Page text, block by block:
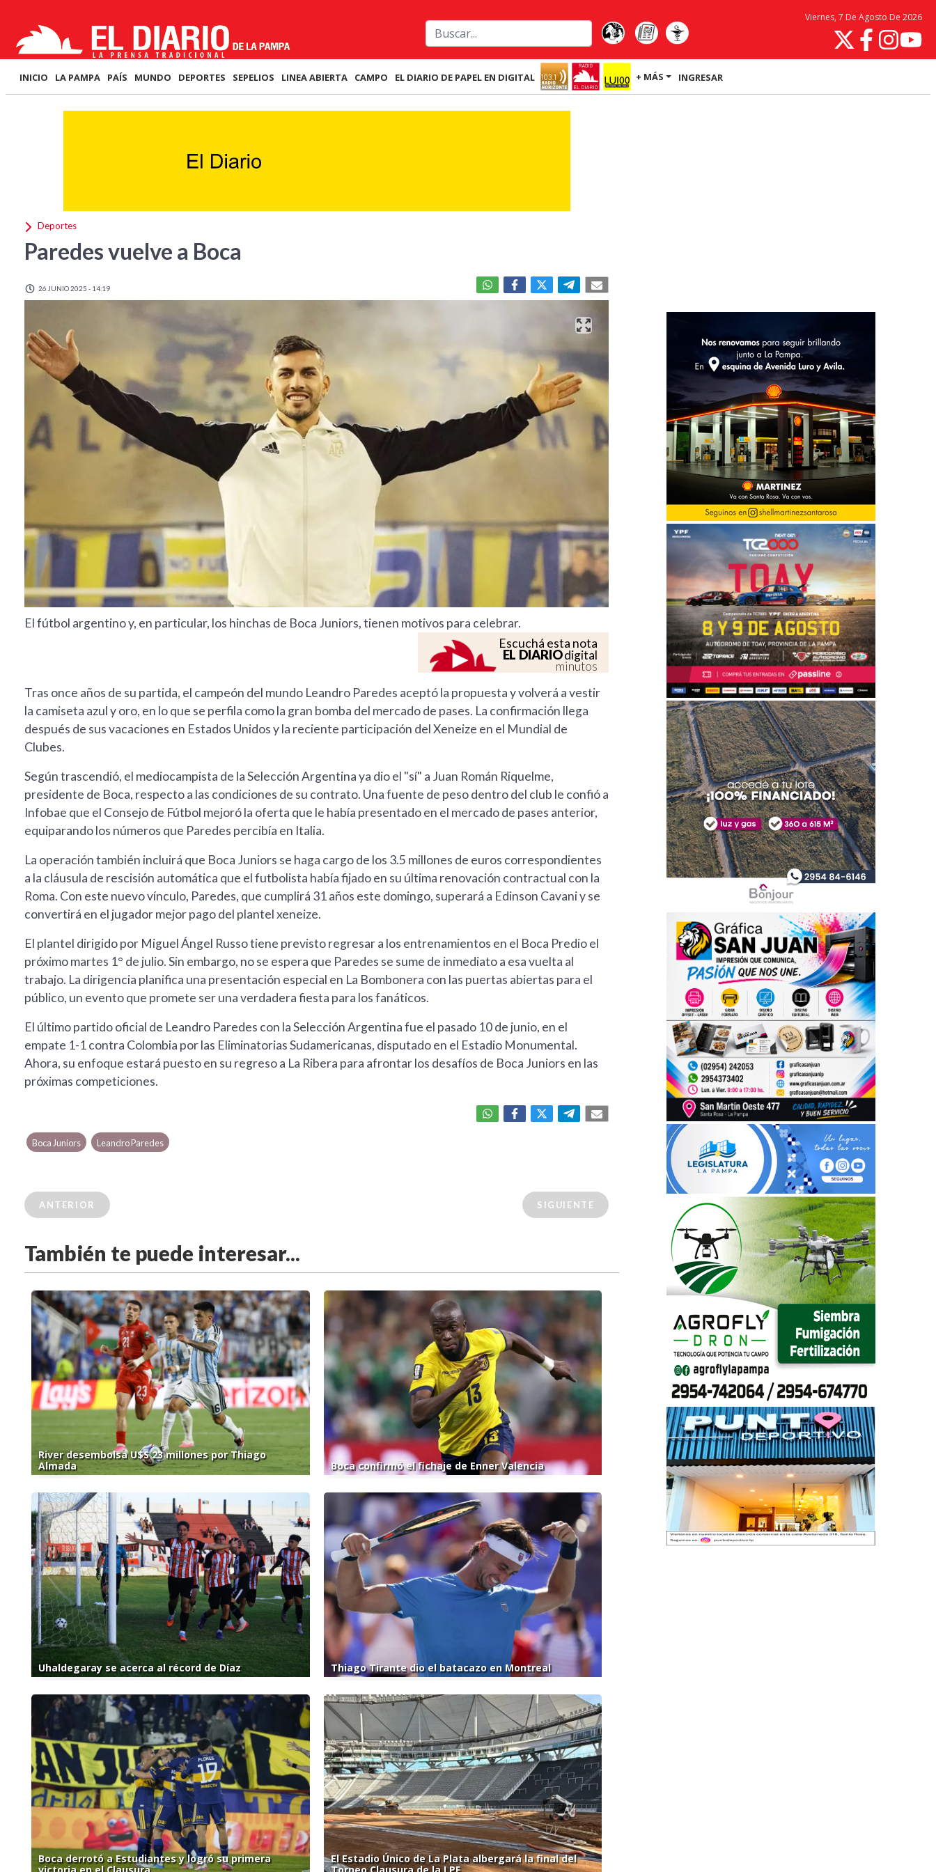
Viernes, 7 De Agosto De 2026
INICIO LA PAMPA PAÍS MUNDO DEPORTES SEPELIOS LINEA ABIERTA CAMPO EL DIARIO DE PAPEL EN DIGITAL + MÁS INGRESAR
Deportes
Paredes vuelve a Boca
26 JUNIO 2025 - 14:19
El fútbol argentino y, en particular, los hinchas de Boca Juniors, tienen motivos para celebrar.
Escuchá esta nota
EL DIARIOdigital
minutos
Tras once años de su partida, el campeón del mundo Leandro Paredes aceptó la propuesta y volverá a vestir
la camiseta azul y oro, en lo que se perfila como la gran bomba del mercado de pases. La confirmación llega
después de sus vacaciones en Estados Unidos y la reciente participación del Xeneize en el Mundial de
Clubes.
Según trascendió, el mediocampista de la Selección Argentina ya dio el "sí" a Juan Román Riquelme,
presidente de Boca, respecto a las condiciones de su contrato. Una fuente de peso dentro del club le confió a
Infobae que el Consejo de Fútbol mejoró la oferta que le había presentado en el mercado de pases anterior,
equiparando los números que Paredes percibía en Italia.
La operación también incluirá que Boca Juniors se haga cargo de los 3.5 millones de euros correspondientes
a la cláusula de rescisión automática que el futbolista había fijado en su última renovación contractual con la
Roma. Con este nuevo vínculo, Paredes, que cumplirá 31 años este domingo, superará a Edinson Cavani y se
convertirá en el jugador mejor pago del plantel xeneize.
El plantel dirigido por Miguel Ángel Russo tiene previsto regresar a los entrenamientos en el Boca Predio el
próximo martes 1° de julio. Sin embargo, no se espera que Paredes se sume de inmediato a esa vuelta al
trabajo. La dirigencia planifica una presentación especial en La Bombonera con las puertas abiertas para el
público, un evento que promete ser una verdadera fiesta para los fanáticos.
El último partido oficial de Leandro Paredes con la Selección Argentina fue el pasado 10 de junio, en el
empate 1-1 contra Colombia por las Eliminatorias Sudamericanas, disputado en el Estadio Monumental.
Ahora, su enfoque estará puesto en su regreso a La Ribera para afrontar los desafíos de Boca Juniors en las
próximas competiciones.
Boca Juniors Leandro Paredes
ANTERIOR SIGUIENTE
También te puede interesar...
River desembolsa U$S 23 millones por Thiago
Almada
Boca confirmó el fichaje de Enner Valencia
Uhaldegaray se acerca al récord de Díaz Thiago Tirante dio el batacazo en Montreal
Boca derrotó a Estudiantes y logró su primera
El Estadio Único de La Plata albergará la final del